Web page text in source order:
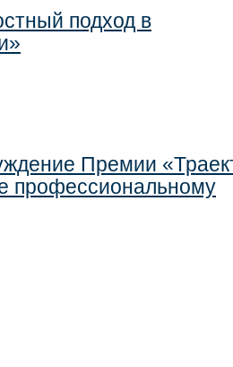
подход в
Премии
профессиональному